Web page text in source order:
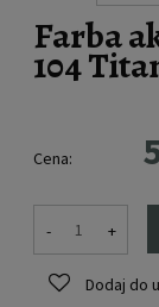
Farba
104
Cena:
- +
Dodaj do